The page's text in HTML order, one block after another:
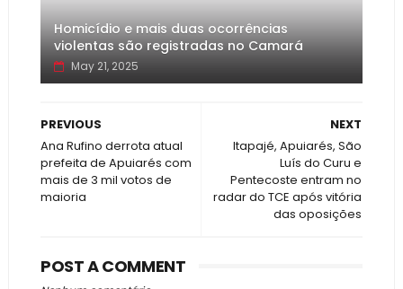
Homicídio e mais duas ocorrências
violentas são registradas no Camará
May 21, 2025
NEXT
Itapajé, Apuiarés, São
Luís do Curu e
Pentecoste entram no
radar do TCE após vitória
das oposições
PREVIOUS
Ana Rufino derrota atual
prefeita de Apuiarés com
mais de 3 mil votos de
maioria
POST A COMMENT